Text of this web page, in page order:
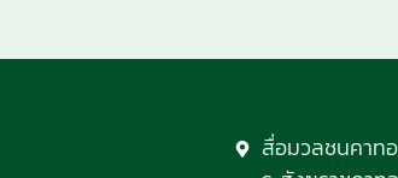
สื่อมวลชนคาท